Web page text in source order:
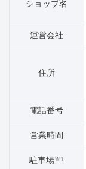
ショップ名
運営会社
住所
電話番号
営業時間
駐車場※1